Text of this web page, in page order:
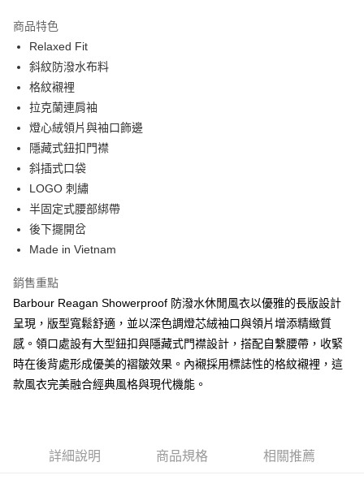
合作金庫商業銀行
華南商業銀行
上海商業儲蓄銀行
國泰世華商業銀行
臺灣中小企業銀行
匯豐（台灣）商業銀行
聯邦商業銀行
元大商業銀行
玉山商業銀行
台新國際商業銀行
台灣樂天信用卡公司
Apple Pay
街口支付
悠遊付
全盈+PAY
便利好安心！
１．簡單：不需註冊會員、不需綁卡、不需儲值。
２．便利：只要手機號碼，簡訊認證，即可結帳。
３．安心：先確認商品／服務後，再付款。
【「AFTEE先享後付」結帳流程】
結帳頁面，進行簡訊認證並確認金額後，即可完成結帳。
※ 請注意：結帳手續完成當下不需立刻繳費，但若您需要取消訂單，請聯絡
購買商品的店家。未經商家同意取消之訂單仍視為有效，需透過AFTEE先享
運送方式
黑貓宅急便配送到府
每筆NT$120，滿NT$3,000(含以上)免運費
商品特色
Relaxed Fit
斜紋防潑水布料
格紋襯裡
拉克蘭連肩袖
燈心絨領片與袖口飾邊
隱藏式鈕扣門襟
斜插式口袋
LOGO 刺繡
半固定式腰部綁帶
後下擺開岔
Made in Vietnam
銷售重點
Barbour Reagan Showerproof 防潑水休閒風衣以優雅的長版設計
呈現，版型寬鬆舒適，並以深色調燈芯絨袖口與領片增添精緻質
感。領口處設有大型鈕扣與隱藏式門襟設計，搭配自繫腰帶，收緊
時在後背處形成優美的褶皺效果。內襯採用標誌性的格紋襯裡，這
款風衣完美融合經典風格與現代機能。
詳細說明 商品規格 相關推薦